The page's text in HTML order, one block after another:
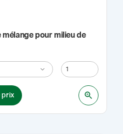
mélange pour milieu de
prix